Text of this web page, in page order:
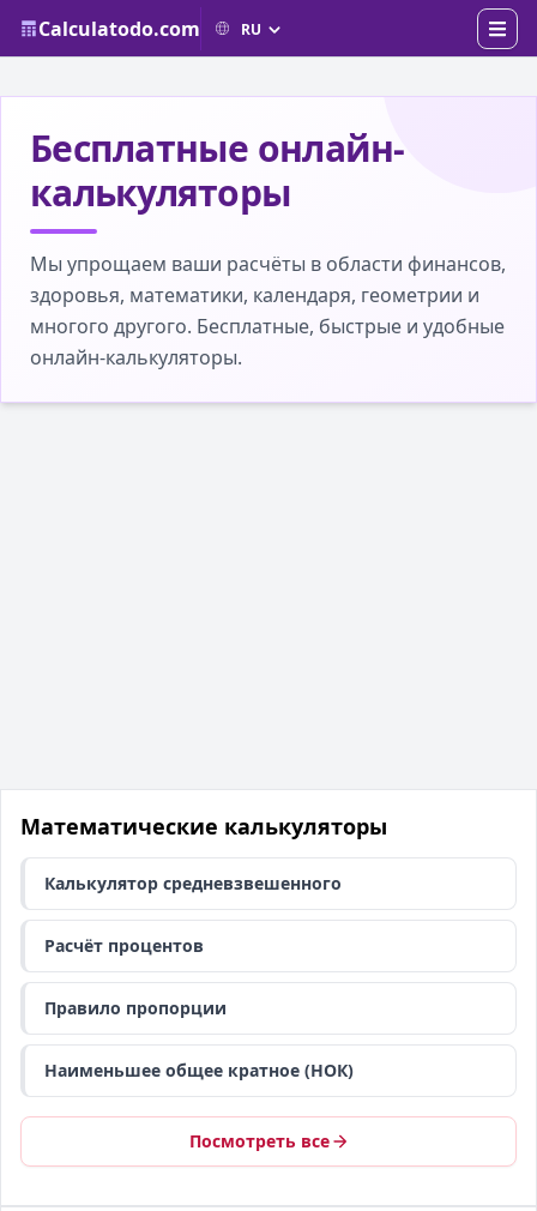
Calculatodo.com
Бесплатные онлайн-
калькуляторы
Мы упрощаем ваши расчёты в области финансов,
здоровья, математики, календаря, геометрии и
многого другого. Бесплатные, быстрые и удобные
онлайн-калькуляторы.
Математические калькуляторы
Калькулятор средневзвешенного
Расчёт процентов
Правило пропорции
Наименьшее общее кратное (НОК)
Посмотреть все